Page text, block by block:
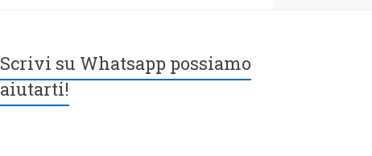
Scrivi su Whatsapp possiamo
aiutarti!